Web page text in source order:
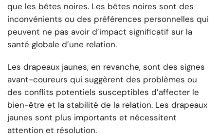
que les bêtes noires. Les bêtes noires sont des
inconvénients ou des préférences personnelles qui
peuvent ne pas avoir d’impact significatif sur la
santé globale d’une relation.
Les drapeaux jaunes, en revanche, sont des signes
avant-coureurs qui suggèrent des problèmes ou
des conflits potentiels susceptibles d’affecter le
bien-être et la stabilité de la relation. Les drapeaux
jaunes sont plus importants et nécessitent
attention et résolution.